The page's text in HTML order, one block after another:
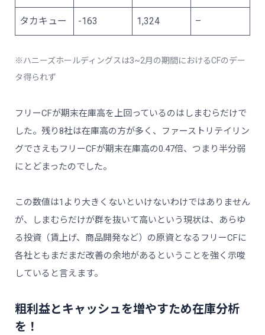
タカキュー -163 1,324 –
※ハニーズホールディングスは3~2月の期間におけるCFのデー
タ得られず
フリーCFが期末在庫高を上回っているのはしまむらだけで
した。残り8社は在庫高の方が多く、ファーストリテイリン
グでさえもフリーCFが期末在庫高の0.47倍、つまり半分弱
にとどまったのでした。
この数値は1より大きくないといけないわけではありません
が、しまむらだけが群を抜いて高いという現状は、あらゆ
る投資（賃上げ、商品開発など）の原資となるフリーCFに
各社ともまだまだ改善の余地があるということを強く示唆
していると言えます。
粗利益とキャッシュを増やすため在庫分析
を！